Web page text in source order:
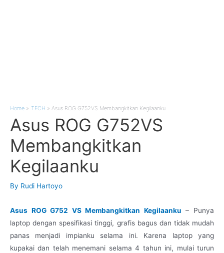
Home TECH Asus ROG G752VS Membangkitkan Kegilaanku
Asus ROG G752VS
Membangkitkan
Kegilaanku
By Rudi Hartoyo
Asus ROG G752 VS Membangkitkan Kegilaanku – Punya
laptop dengan spesifikasi tinggi, grafis bagus dan tidak mudah
panas menjadi impianku selama ini. Karena laptop yang
kupakai dan telah menemani selama 4 tahun ini, mulai turun